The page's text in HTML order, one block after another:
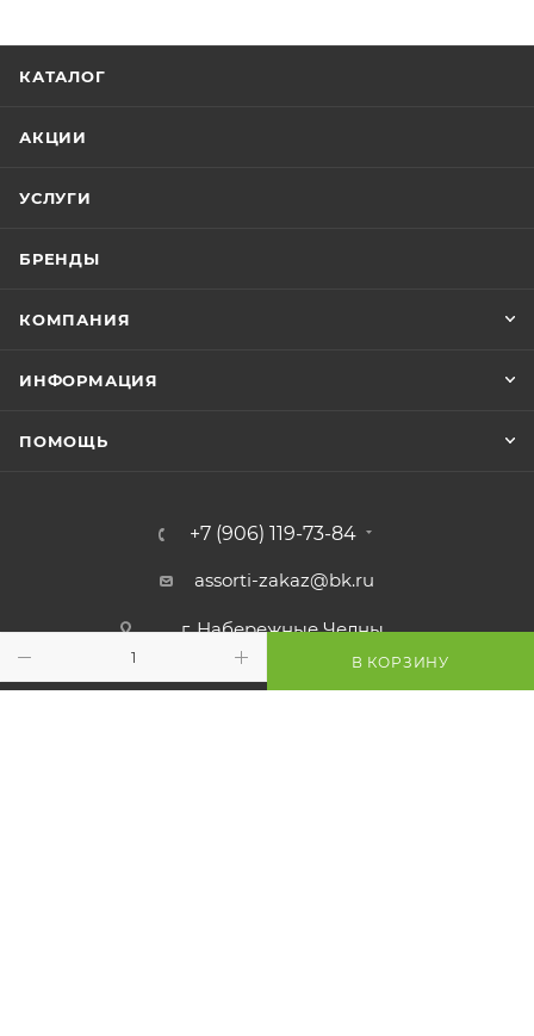
В КОРЗИНУ
КАТАЛОГ
АКЦИИ
УСЛУГИ
БРЕНДЫ
КОМПАНИЯ
ИНФОРМАЦИЯ
ПОМОЩЬ
+7 (906) 119-73-84
assorti-zakaz@bk.ru
г. Набережные Челны,
ул. Королева 62/06/1, офис 6.